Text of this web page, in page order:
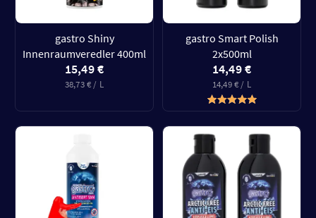
gastro Shiny
Innenraumveredler 400ml
15,49 €
38,73 € / L
gastro Smart Polish
2x500ml
14,49 €
14,49 € / L